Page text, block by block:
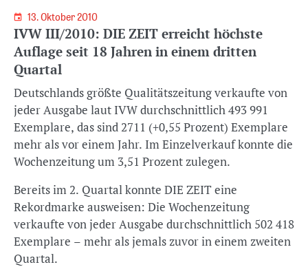
13. Oktober 2010
IVW III/2010: DIE ZEIT erreicht höchste
Auflage seit 18 Jahren in einem dritten
Quartal
Deutschlands größte Qualitätszeitung verkaufte von
jeder Ausgabe laut IVW durchschnittlich 493 991
Exemplare, das sind 2711 (+0,55 Prozent) Exemplare
mehr als vor einem Jahr. Im Einzelverkauf konnte die
Wochenzeitung um 3,51 Prozent zulegen.
Bereits im 2. Quartal konnte DIE ZEIT eine
Rekordmarke ausweisen: Die Wochenzeitung
verkaufte von jeder Ausgabe durchschnittlich 502 418
Exemplare – mehr als jemals zuvor in einem zweiten
Quartal.